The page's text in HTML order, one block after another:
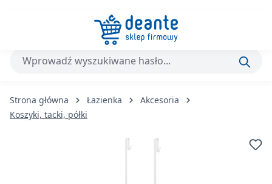
Przejdź do głównej zawartości
Strona główna Łazienka
Akcesoria
Koszyki, tacki, półki